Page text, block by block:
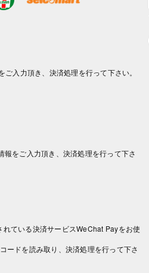
入力頂き、決済処理を行って下さい。
をご入力頂き、決済処理を行って下さ
ている決済サービスWeChat Payをお使
ードを読み取り、決済処理を行って下さ